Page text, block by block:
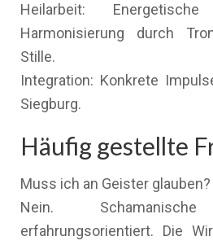
Heilarbeit:
Harmonisierung durch
Stille.
Integration: Konkrete
Siegburg.
Häufig gestellte
Muss ich an Geister glauben?
Nein.
erfahrungsorientiert. Die